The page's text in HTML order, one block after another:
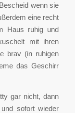
wenn sie
eine recht
Haus ruhig und
mit ihren
brav (in ruhigen
das Geschirr
gar nicht, dann
sofort wieder